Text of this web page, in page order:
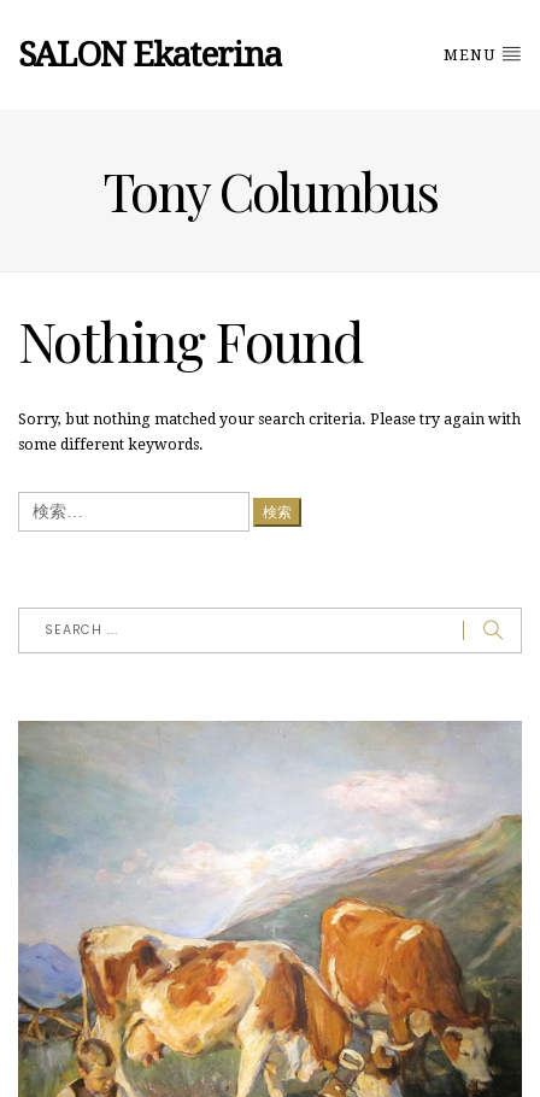
SALON Ekaterina MENU
Tony Columbus
Nothing Found
Sorry, but nothing matched your search criteria. Please try again with
some different keywords.
索: